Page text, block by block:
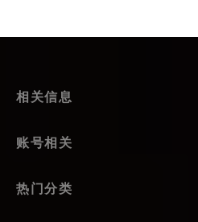
相关信息
账号相关
热门分类